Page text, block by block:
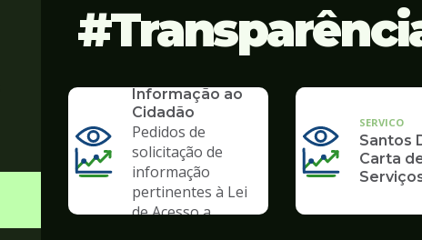
Informação ao
Cidadão
Pedidos de
solicitação de
informação
pertinentes à Lei
de Acesso a
SERVICO
Santos
Carta